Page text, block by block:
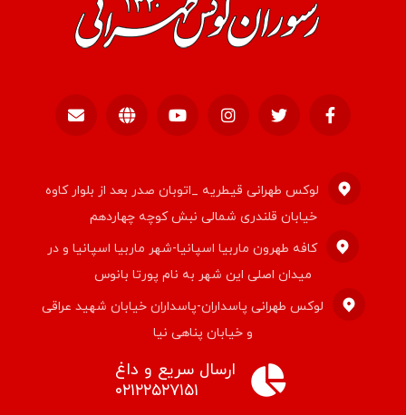
لوکس طهرانی قیطریه _اتوبان صدر بعد از بلوار کاوه
خیابان قلندری شمالی نبش کوچه چهاردهم
کافه طهرون ماربیا اسپانیا-شهر ماربیا اسپانیا و در
میدان اصلی این شهر به نام پورتا بانوس
لوکس طهرانی پاسداران-پاسداران خیابان شهید عراقی
و خیابان پناهی نیا
سفره خانه سنتی باران-میدان هروی بلوار پناهی نیا
نرسیده به همت
ارسال سریع و داغ
۰۲۱۲۲۵۲۷۱۵۱